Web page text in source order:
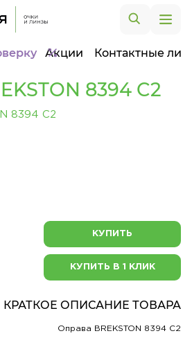
Акции Контактные
8394 C2
КУПИТЬ
КУПИТЬ В 1 КЛИК
КРАТКОЕ ОПИСАНИЕ ТОВАРА
Оправа BREKSTON 8394 C2